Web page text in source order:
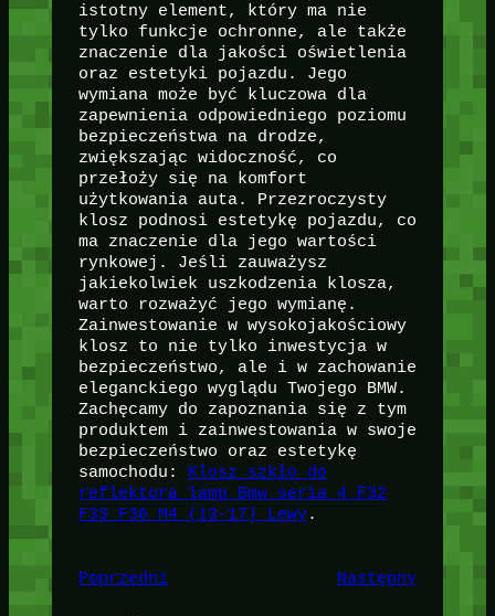
istotny element, który ma nie
tylko funkcje ochronne, ale także
znaczenie dla jakości oświetlenia
oraz estetyki pojazdu. Jego
wymiana może być kluczowa dla
zapewnienia odpowiedniego poziomu
bezpieczeństwa na drodze,
zwiększając widoczność, co
przełoży się na komfort
użytkowania auta. Przezroczysty
klosz podnosi estetykę pojazdu, co
ma znaczenie dla jego wartości
rynkowej. Jeśli zauważysz
jakiekolwiek uszkodzenia klosza,
warto rozważyć jego wymianę.
Zainwestowanie w wysokojakościowy
klosz to nie tylko inwestycja w
bezpieczeństwo, ale i w zachowanie
eleganckiego wyglądu Twojego BMW.
Zachęcamy do zapoznania się z tym
produktem i zainwestowania w swoje
bezpieczeństwo oraz estetykę
samochodu:
Klosz szkło do
reflektora lamp Bmw seria 4 F32
F33 F36 M4 (13-17) Lewy.
Poprzedni Następny